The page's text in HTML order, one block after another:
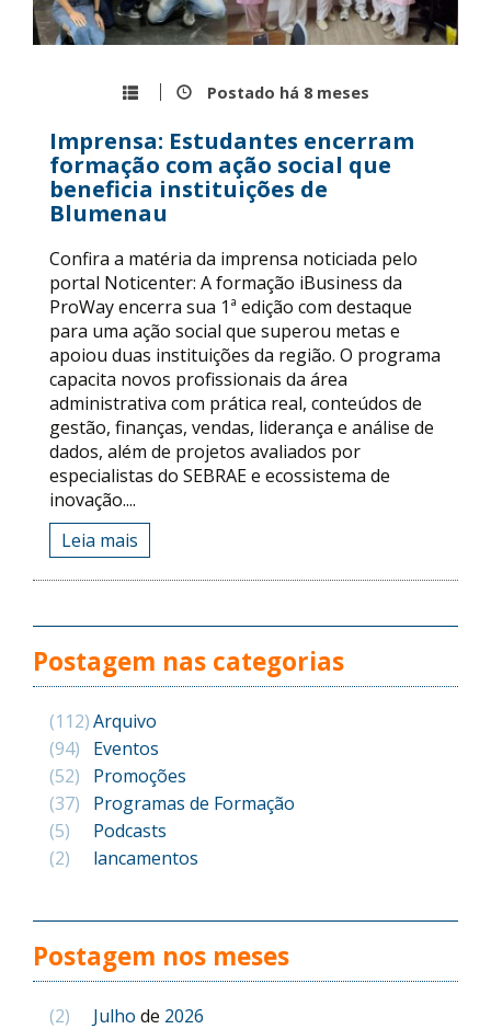
Postado há 8 meses
Imprensa: Estudantes encerram
formação com ação social que
beneficia instituições de
Blumenau
Confira a matéria da imprensa noticiada pelo
portal Noticenter: A formação iBusiness da
ProWay encerra sua 1ª edição com destaque
para uma ação social que superou metas e
apoiou duas instituições da região. O programa
capacita novos profissionais da área
administrativa com prática real, conteúdos de
gestão, finanças, vendas, liderança e análise de
dados, além de projetos avaliados por
especialistas do SEBRAE e ecossistema de
inovação....
Leia mais
Postagem nas categorias
(112)Arquivo
(94)
Eventos
(52)
Promoções
(37)
Programas de Formação
(5)
Podcasts
(2)
lancamentos
Postagem nos meses
(2) Julho de 2026